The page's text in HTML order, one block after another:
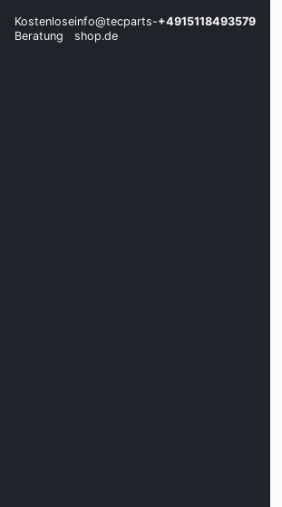
Kostenlose
Beratung
info@tecparts-
shop.de
+4915118493579